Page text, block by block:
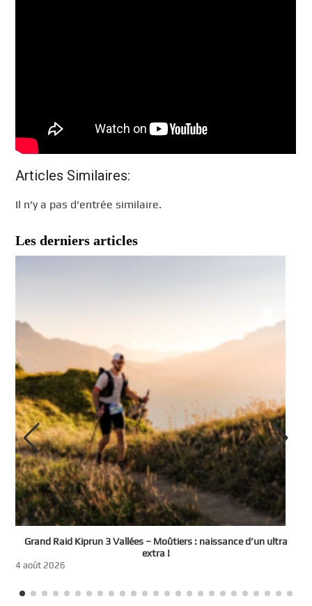
Articles Similaires:
Il n’y a pas d’entrée similaire.
Les derniers articles
Grand Raid Kiprun 3 Vallées – Moûtiers : naissance d’un ultra
extra !
4 août 2026